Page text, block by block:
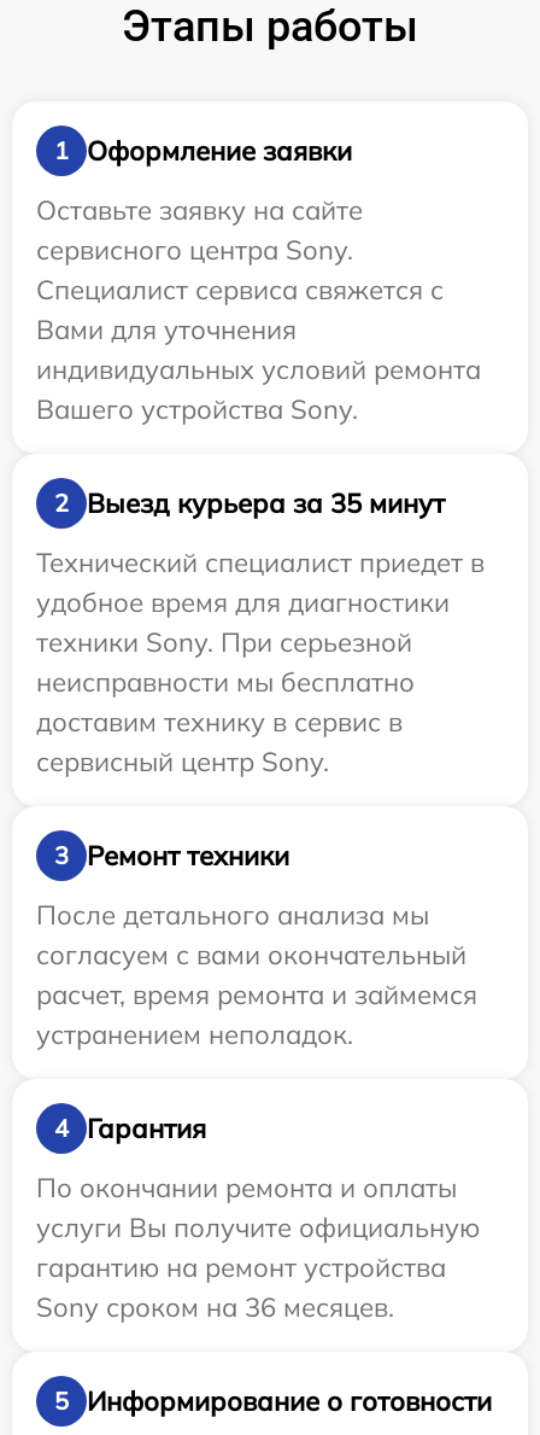
Этапы работы
1
Оформление заявки
Оставьте заявку на сайте
сервисного центра Sony.
Специалист сервиса свяжется с
Вами для уточнения
индивидуальных условий ремонта
Вашего устройства Sony.
2
Выезд курьера за 35 минут
Технический специалист приедет в
удобное время для диагностики
техники Sony. При серьезной
неисправности мы бесплатно
доставим технику в сервис в
сервисный центр Sony.
3
Ремонт техники
После детального анализа мы
согласуем с вами окончательный
расчет, время ремонта и займемся
устранением неполадок.
4
Гарантия
По окончании ремонта и оплаты
услуги Вы получите официальную
гарантию на ремонт устройства
Sony сроком на 36 месяцев.
5 Информирование о готовности